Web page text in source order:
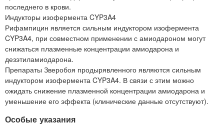
последнего в крови.
Индукторы изофермента CYP3A4
Рифампицин является сильным индуктором изофермента
CYP3A4, при совместном применении с амиодароном могут
снижаться плазменные концентрации амиодарона и
дезэтиламиодарона.
Препараты Зверобоя продырявленного являются сильным
индуктором изофермента CYP3A4. В связи с этим можно
ожидать снижение плазменной концентрации амиодарона и
уменьшение его эффекта (клинические данные отсутствуют).
Особые указания